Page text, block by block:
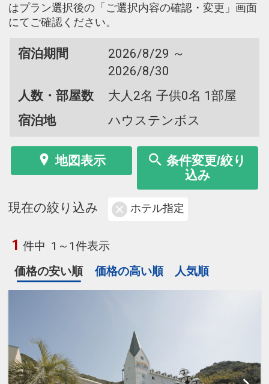
はプラン選択後の「ご選択内容の確認・変更」画面
にてご確認ください。
宿泊期間
2026/8/29 ～
2026/8/30
人数・部屋数
大人2名 子供0名 1部屋
宿泊地
ハウステンボス
地図表示
条件変更/絞り
込み
現在の絞り込み ホテル指定
1 件中 1～1件表示
価格の安い順
価格の高い順 人気順